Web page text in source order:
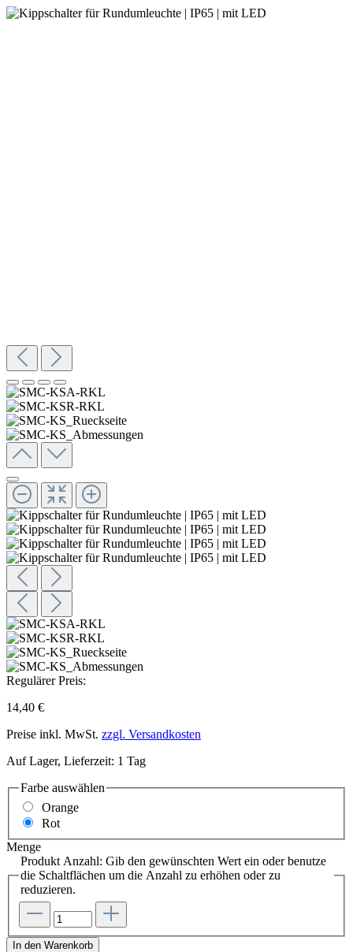
Regulärer Preis:
14,40 €
Preise inkl. MwSt. zzgl. Versandkosten
Auf Lager, Lieferzeit: 1 Tag
Farbe auswählen
Orange
Rot
Menge
Produkt Anzahl: Gib den gewünschten Wert ein oder benutze
die Schaltflächen um die Anzahl zu erhöhen oder zu
reduzieren.
In den Warenkorb